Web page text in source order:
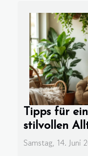
Tipps für
stilvollen
Samstag, 14. Juni